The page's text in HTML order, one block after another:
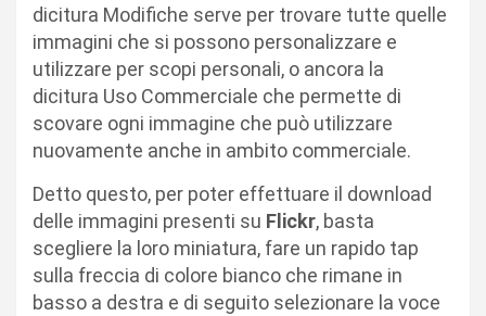
dicitura Modifiche serve per trovare tutte quelle
immagini che si possono personalizzare e
utilizzare per scopi personali, o ancora la
dicitura Uso Commerciale che permette di
scovare ogni immagine che può utilizzare
nuovamente anche in ambito commerciale.
Detto questo, per poter effettuare il download
delle immagini presenti su Flickr, basta
scegliere la loro miniatura, fare un rapido tap
sulla freccia di colore bianco che rimane in
basso a destra e di seguito selezionare la voce